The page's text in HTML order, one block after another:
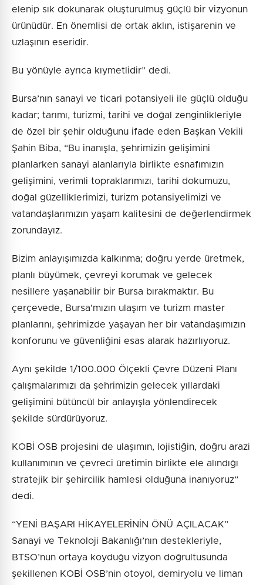
elenip sık dokunarak oluşturulmuş güçlü bir vizyonun
ürünüdür. En önemlisi de ortak aklın, istişarenin ve
uzlaşının eseridir.
Bu yönüyle ayrıca kıymetlidir” dedi.
Bursa’nın sanayi ve ticari potansiyeli ile güçlü olduğu
kadar; tarımı, turizmi, tarihi ve doğal zenginlikleriyle
de özel bir şehir olduğunu ifade eden Başkan Vekili
Şahin Biba, “Bu inanışla, şehrimizin gelişimini
planlarken sanayi alanlarıyla birlikte esnafımızın
gelişimini, verimli topraklarımızı, tarihi dokumuzu,
doğal güzelliklerimizi, turizm potansiyelimizi ve
vatandaşlarımızın yaşam kalitesini de değerlendirmek
zorundayız.
Bizim anlayışımızda kalkınma; doğru yerde üretmek,
planlı büyümek, çevreyi korumak ve gelecek
nesillere yaşanabilir bir Bursa bırakmaktır. Bu
çerçevede, Bursa’mızın ulaşım ve turizm master
planlarını, şehrimizde yaşayan her bir vatandaşımızın
konforunu ve güvenliğini esas alarak hazırlıyoruz.
Aynı şekilde 1/100.000 Ölçekli Çevre Düzeni Planı
çalışmalarımızı da şehrimizin gelecek yıllardaki
gelişimini bütüncül bir anlayışla yönlendirecek
şekilde sürdürüyoruz.
KOBİ OSB projesini de ulaşımın, lojistiğin, doğru arazi
kullanımının ve çevreci üretimin birlikte ele alındığı
stratejik bir şehircilik hamlesi olduğuna inanıyoruz”
dedi.
“YENİ BAŞARI HİKAYELERİNİN ÖNÜ AÇILACAK”
Sanayi ve Teknoloji Bakanlığı’nın destekleriyle,
BTSO’nun ortaya koyduğu vizyon doğrultusunda
şekillenen KOBİ OSB’nin otoyol, demiryolu ve liman